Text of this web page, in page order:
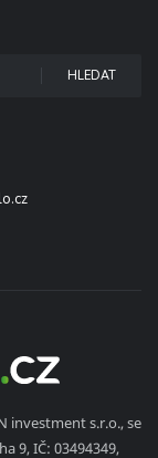
HLEDAT
investment s.r.o., se
9, IČ: 03494349,